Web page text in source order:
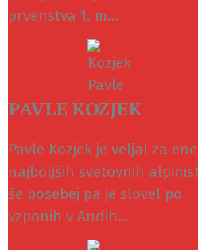
prvenstva 1. m...
PAVLE KOZJEK
Pavle Kozjek je veljal za
najboljših svetovnih
še posebej pa je slovel po
vzponih v Andih...